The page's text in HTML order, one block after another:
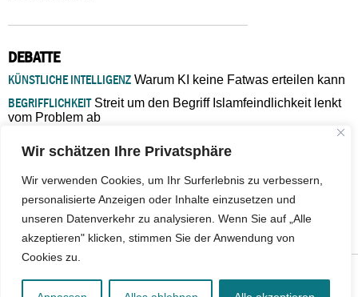
Wir schätzen Ihre Privatsphäre
Wir verwenden Cookies, um Ihr Surferlebnis zu verbessern,
personalisierte Anzeigen oder Inhalte einzusetzen und
unseren Datenverkehr zu analysieren. Wenn Sie auf „Alle
akzeptieren" klicken, stimmen Sie der Anwendung von
Cookies zu.
DEBATTE
KÜNSTLICHE INTELLIGENZ Warum KI keine Fatwas erteilen kann
BEGRIFFLICHKEITStreit um den Begriff Islamfeindlichkeit lenkt
vom Problem ab
Verantwortung bleibt“
ISLAMISCHE FAKULTÄT IN MÜNSTEREine kritische Schwelle für
die deutsche Religionspolitik
GASTBEITRAGWarum die muslimische Welt eine neue